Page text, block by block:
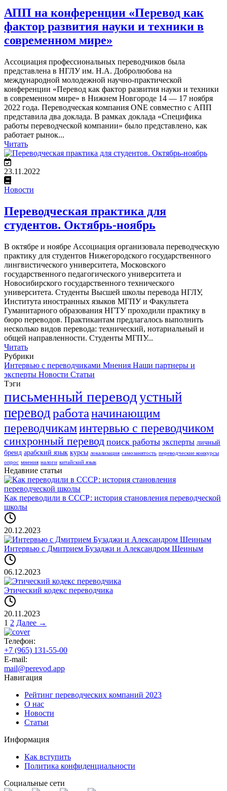
АПП на конференции «Перевод как
фактор развития науки и техники в
современном мире»
Ассоциация профессиональных переводчиков была
представлена в НГЛУ им. Н.А. Добролюбова на
международной молодежной научно-практической
конференции «Перевод как фактор развития науки и техники
в современном мире» в Нижнем Новгороде 14 — 17 ноября
2022 года. Переводческая компания ONE совместно с АПП
представила два доклада. В рамках доклада «Специфика
работы переводческой компании» было представлено, как
работает рынок...
Читать
23.11.2022
Новости
Переводческая практика для
студентов. Октябрь-ноябрь
В октябре и ноябре Ассоциация организовала переводческую
практику для студентов Нижегородского государственного
лингвистического университета, Московского
государственного педагогического университета и
Новосибирского государственного технического
университета. Студенты Высшей школы перевода НГЛУ,
Института иностранных языков МГПУ и Факультета
Гуманитарного образования НГТУ проходили практику в
бюро переводов. Практикантам предлагалось выполнить
несколько видов перевода: технический, нотариальный и
общей направленности. Студенты МГПУ...
Читать
Рубрики
Интервью с переводчиками Мнения Наши партнеры и
эксперты Новости Статьи
Тэги
письменный переводустный
переводработаначинающим
переводчикаминтервью с переводчиком
синхронный перевод поиск работы эксперты личный
бренд арабский язык курсы локализация самозанятость переводческие конкурсы
опрос мнения налоги китайский язык
Недавние статьи
Как переводили в СССР: история становления переводческой
школы
20.12.2023
Интервью с Дмитрием Бузаджи и Александром Шеиным
06.12.2023
Этический кодекс переводчика
20.11.2023
1 2 Далее →
Телефон:
+7 (965) 131-55-00
E-mail:
mail@perevod.app
Навигация
Рейтинг переводческих компаний 2023
О нас
Новости
Статьи
Информация
Как вступить
Политика конфиденциальности
Социальные сети